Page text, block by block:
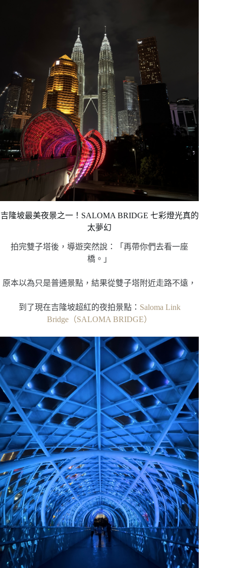
吉隆坡最美夜景之一！SALOMA BRIDGE 七彩燈光真的
太夢幻
拍完雙子塔後，導遊突然說：「再帶你們去看一座
橋。」
原本以為只是普通景點，結果從雙子塔附近走路不遠，
到了現在吉隆坡超紅的夜拍景點： Saloma Link
Bridge（SALOMA BRIDGE）